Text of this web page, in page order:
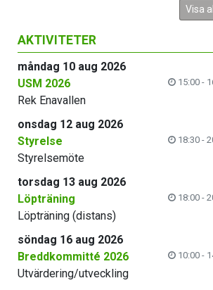
Visa
AKTIVITETER
måndag 10 aug 2026
USM 2026
15:00 -
Rek Enavallen
onsdag 12 aug 2026
Styrelse
18:30 -
Styrelsemöte
torsdag 13 aug 2026
Löpträning
18:00 -
Löpträning (distans)
söndag 16 aug 2026
Breddkommitté 2026
10:00 -
Utvärdering/utveckling